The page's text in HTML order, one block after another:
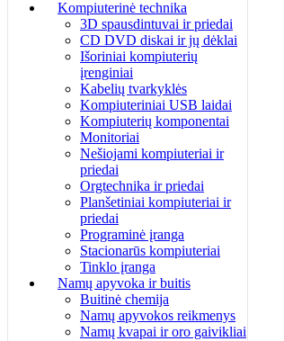
Kompiuterinė technika
3D spausdintuvai ir priedai
CD DVD diskai ir jų dėklai
Išoriniai kompiuterių
įrenginiai
Kabelių tvarkyklės
Kompiuteriniai USB laidai
Kompiuterių komponentai
Monitoriai
Nešiojami kompiuteriai ir
priedai
Orgtechnika ir priedai
Planšetiniai kompiuteriai ir
priedai
Programinė įranga
Stacionarūs kompiuteriai
Tinklo įranga
Namų apyvoka ir buitis
Buitinė chemija
Namų apyvokos reikmenys
Namų kvapai ir oro gaivikliai